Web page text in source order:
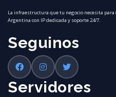
La infraestructura que tu negocio necesita para
Argentina con IP dedicada y soporte 24/7.
Seguinos
Servidores